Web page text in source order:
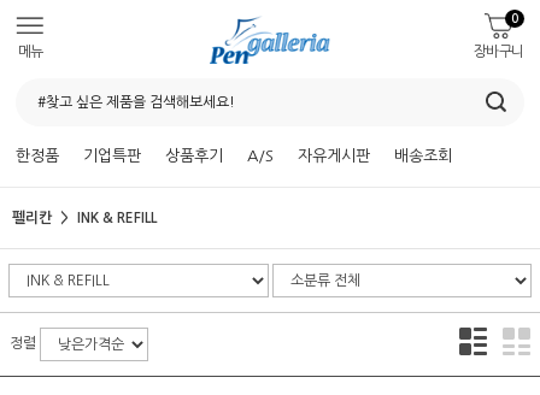
메뉴 장바구니
0
한정품 기업특판 상품후기 A/S 자유게시판 배송조회
펠리칸 INK & REFILL
정렬